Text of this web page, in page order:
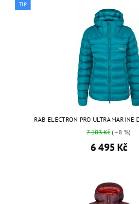
TIP
RAB ELECTRON PRO ULTRAMARINE
7 103 Kč(–8 %)
6 495 Kč